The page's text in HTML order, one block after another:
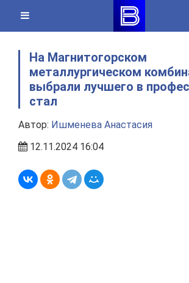
content
На Магнитогорском
металлургическом
выбрали лучшего в
стал
Автор: Ишменева Анастасия
12.11.2024 16:04